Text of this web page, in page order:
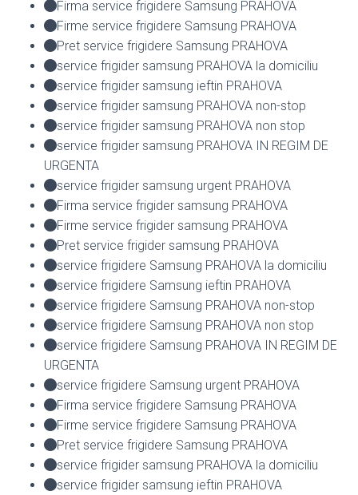
Firma service frigidere Samsung PRAHOVA
Firme service frigidere Samsung PRAHOVA
Pret service frigidere Samsung PRAHOVA
service frigider samsung PRAHOVA la domiciliu
service frigider samsung ieftin PRAHOVA
service frigider samsung PRAHOVA non-stop
service frigider samsung PRAHOVA non stop
service frigider samsung PRAHOVA IN REGIM DE
URGENTA
service frigider samsung urgent PRAHOVA
Firma service frigider samsung PRAHOVA
Firme service frigider samsung PRAHOVA
Pret service frigider samsung PRAHOVA
service frigidere Samsung PRAHOVA la domiciliu
service frigidere Samsung ieftin PRAHOVA
service frigidere Samsung PRAHOVA non-stop
service frigidere Samsung PRAHOVA non stop
service frigidere Samsung PRAHOVA IN REGIM DE
URGENTA
service frigidere Samsung urgent PRAHOVA
Firma service frigidere Samsung PRAHOVA
Firme service frigidere Samsung PRAHOVA
Pret service frigidere Samsung PRAHOVA
service frigider samsung PRAHOVA la domiciliu
service frigider samsung ieftin PRAHOVA